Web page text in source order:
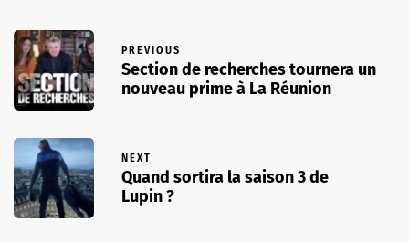
PREVIOUS
Section de recherches tournera un
nouveau prime à La Réunion
NEXT
Quand sortira la saison 3 de
Lupin ?